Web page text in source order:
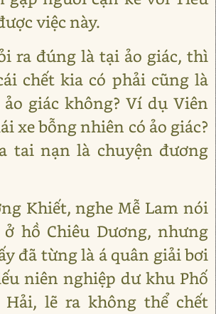
việc này.
ra đúng là tại ảo giác, thì
chết kia có phải cũng là
giác không? Ví dụ Viên
xe bỗng nhiên có ảo giác?
tai nạn là chuyện đương
Khiết, nghe Mễ Lam nói
hồ Chiêu Dương, nhưng
đã từng là á quân giải bơi
niên nghiệp dư khu Phố
Hải, lẽ ra không thể chết